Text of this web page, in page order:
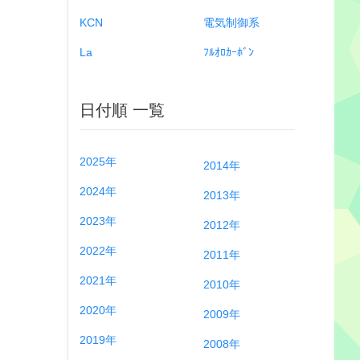
KCN
La
電気制御系
ﾌﾙｵﾛｶｰﾎﾞﾝ
日付順 一覧
2025年
2024年
2023年
2022年
2021年
2020年
2019年
2014年
2013年
2012年
2011年
2010年
2009年
2008年